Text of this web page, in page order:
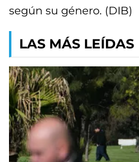
según su género. (DIB)
LAS MÁS LEÍDAS